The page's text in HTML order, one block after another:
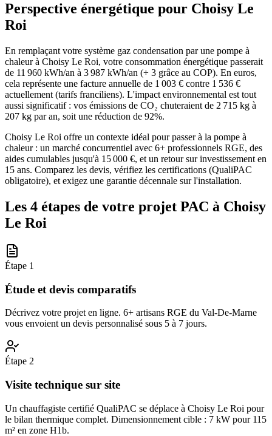
Perspective énergétique pour Choisy Le
Roi
En remplaçant votre système gaz condensation par une pompe à
chaleur à Choisy Le Roi, votre consommation énergétique passerait
de 11 960 kWh/an à 3 987 kWh/an (÷ 3 grâce au COP). En euros,
cela représente une facture annuelle de 1 003 € contre 1 536 €
actuellement (tarifs franciliens). L'impact environnemental est tout
aussi significatif : vos émissions de CO₂ chuteraient de 2 715 kg à
207 kg par an, soit une réduction de 92%.
Choisy Le Roi offre un contexte idéal pour passer à la pompe à
chaleur : un marché concurrentiel avec 6+ professionnels RGE, des
aides cumulables jusqu'à 15 000 €, et un retour sur investissement en
15 ans. Comparez les devis, vérifiez les certifications (QualiPAC
obligatoire), et exigez une garantie décennale sur l'installation.
Les 4 étapes de votre projet PAC à Choisy
Le Roi
Étape 1
Étude et devis comparatifs
Décrivez votre projet en ligne. 6+ artisans RGE du Val-De-Marne
vous envoient un devis personnalisé sous 5 à 7 jours.
Étape 2
Visite technique sur site
Un chauffagiste certifié QualiPAC se déplace à Choisy Le Roi pour
le bilan thermique complet. Dimensionnement cible : 7 kW pour 115
m² en zone H1b.